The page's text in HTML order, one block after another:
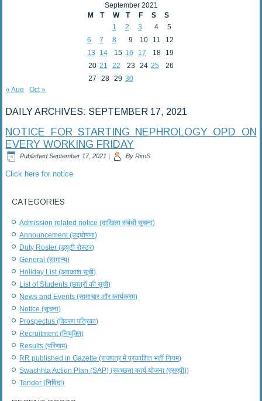
September 2021
M
T W T F S
S
1
2 3 4
5
6
7 8 9 10 11
12
13
14 15 16 17 18
19
20 21 22 23 24 25
26
27
28 29 30
« Aug
Oct »
DAILY ARCHIVES: SEPTEMBER 17, 2021
NOTICE FOR STARTING NEPHROLOGY OPD ON
EVERY WORKING FRIDAY
Published September 17, 2021 | By RimS
Click here for notice
CATEGORIES
Admission related notice (दाखिला संबंधी सूचना)
Announcement (उद्घोषणा)
Duty Roster (ड्यूटी रोस्टर)
General (सामान्य)
Holiday List (अवकाश सूची)
List of Students (छात्रों की सूची)
News and Events (सामाचार और कार्यक्रम)
Notice (सूचना)
Prospectus (विवरण पत्रिका)
Recruitment (नियुक्ति)
Results (परिणाम)
RR published in Gazette (राजपत्र में प्रकाशित भर्ती नियम)
Swachhta Action Plan (SAP) (स्वच्छता कार्य योजना (एसएपी))
Tender (निविदा)